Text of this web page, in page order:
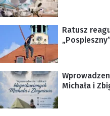
Ratusz
Michała i